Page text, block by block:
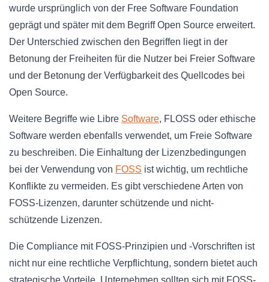
wurde ursprünglich von der Free Software Foundation
geprägt und später mit dem Begriff Open Source erweitert.
Der Unterschied zwischen den Begriffen liegt in der
Betonung der Freiheiten für die Nutzer bei Freier Software
und der Betonung der Verfügbarkeit des Quellcodes bei
Open Source.
Weitere Begriffe wie Libre Software, FLOSS oder ethische
Software werden ebenfalls verwendet, um Freie Software
zu beschreiben. Die Einhaltung der Lizenzbedingungen
bei der Verwendung von FOSS ist wichtig, um rechtliche
Konflikte zu vermeiden. Es gibt verschiedene Arten von
FOSS-Lizenzen, darunter schützende und nicht-
schützende Lizenzen.
Die Compliance mit FOSS-Prinzipien und -Vorschriften ist
nicht nur eine rechtliche Verpflichtung, sondern bietet auch
strategische Vorteile. Unternehmen sollten sich mit FOSS-